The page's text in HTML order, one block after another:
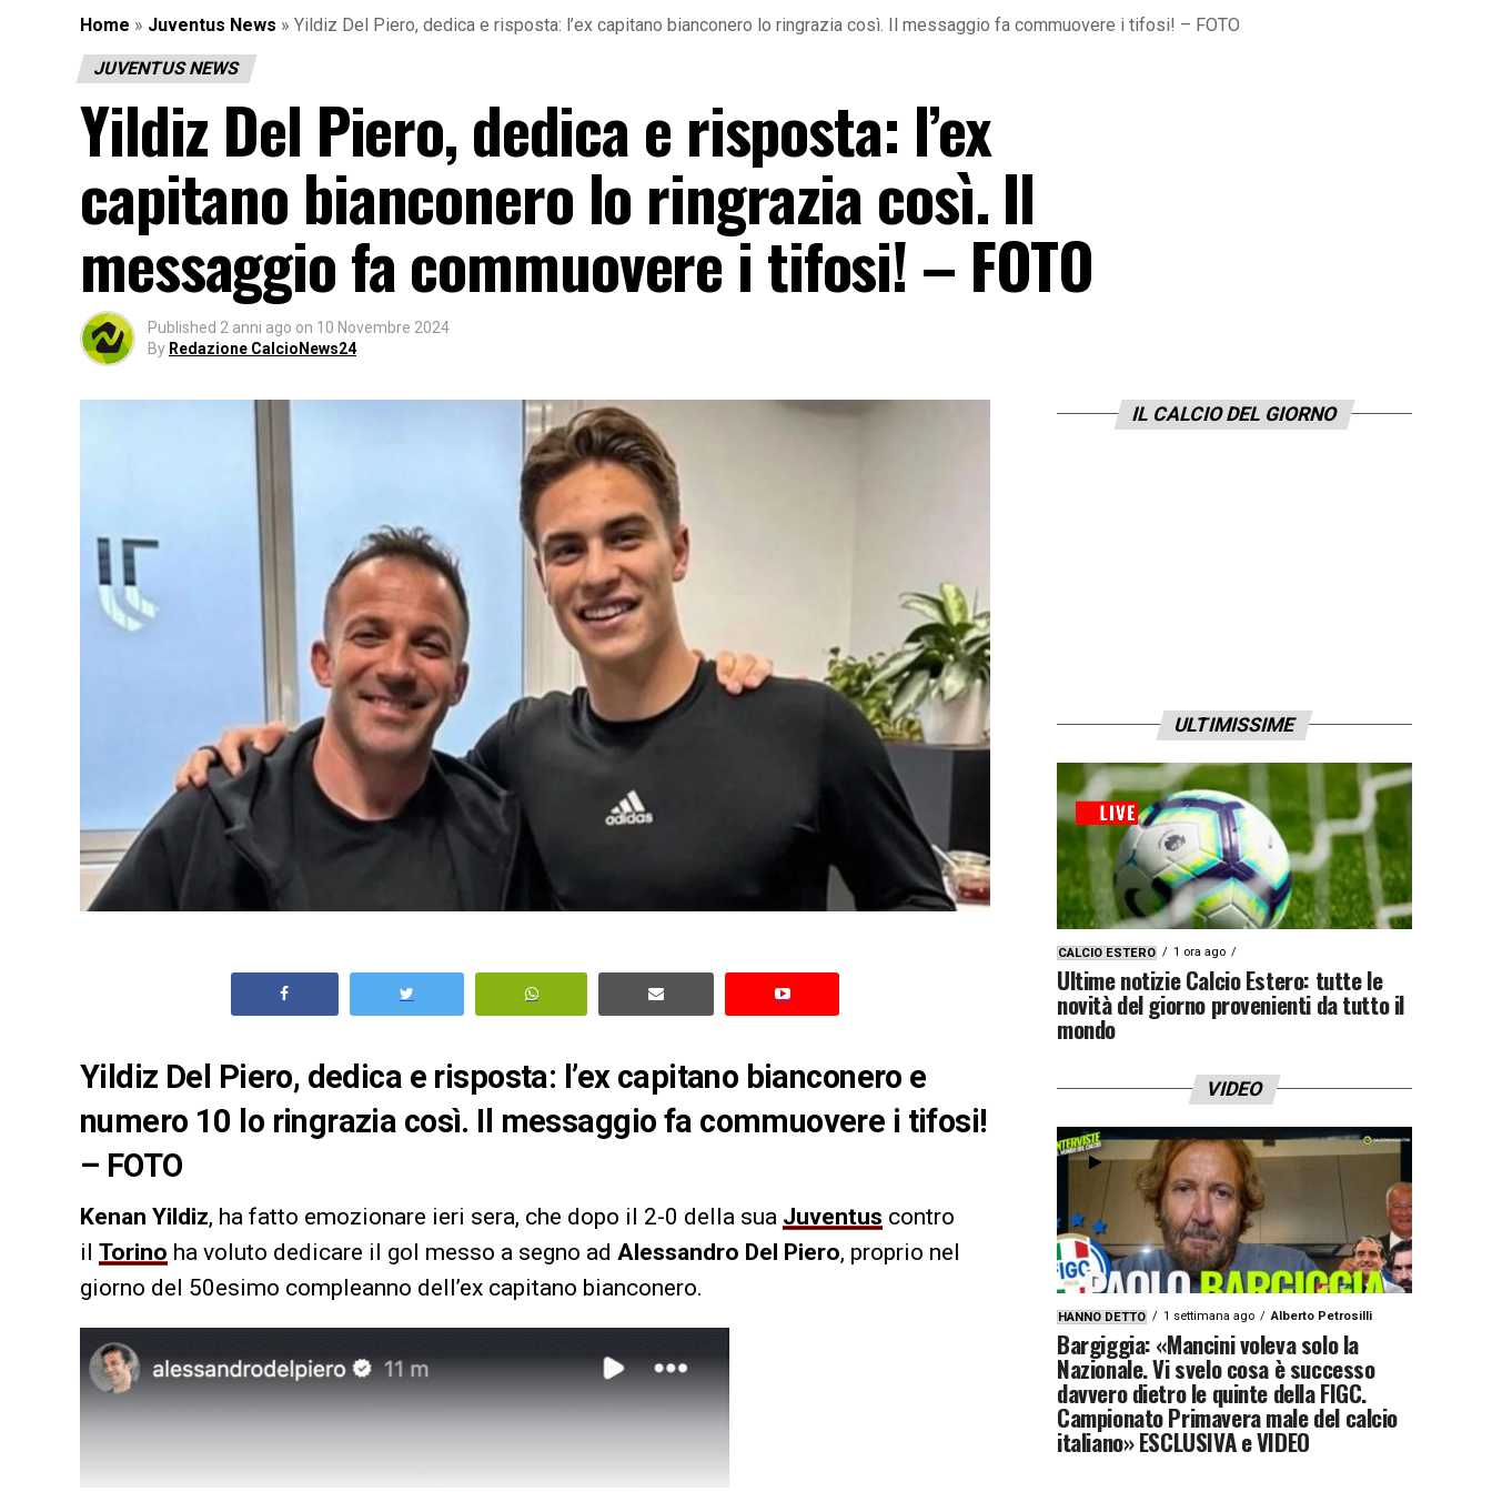
Home » Juventus News » Yildiz Del Piero, dedica e risposta: l’ex capitano bianconero lo ringrazia così. Il messaggio fa commuovere i tifosi! – FOTO
JUVENTUS NEWS
Yildiz Del Piero, dedica e risposta: l’ex
capitano bianconero lo ringrazia così. Il
messaggio fa commuovere i tifosi! – FOTO
Published 2 anni ago on 10 Novembre 2024
By Redazione CalcioNews24
Yildiz Del Piero, dedica e risposta: l’ex capitano bianconero e
numero 10 lo ringrazia così. Il messaggio fa commuovere i tifosi!
– FOTO
Kenan Yildiz, ha fatto emozionare ieri sera, che dopo il 2-0 della sua Juventus contro
il Torino ha voluto dedicare il gol messo a segno ad Alessandro Del Piero, proprio nel
giorno del 50esimo compleanno dell’ex capitano bianconero.
IL CALCIO DEL GIORNO
ULTIMISSIME
CALCIO ESTERO 1 ora ago
Ultime notizie Calcio Estero: tutte le
novità del giorno provenienti da tutto il
mondo
VIDEO
HANNO DETTO 1 settimana ago Alberto Petrosilli
Bargiggia: «Mancini voleva solo la
Nazionale. Vi svelo cosa è successo
davvero dietro le quinte della FIGC.
Campionato Primavera male del calcio
italiano» ESCLUSIVA e VIDEO